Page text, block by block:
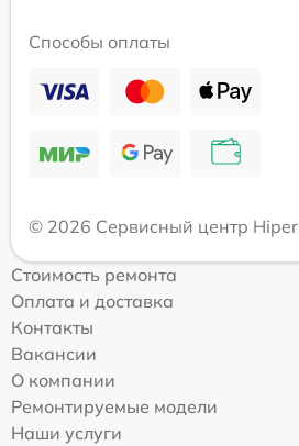
Способы оплаты
© 2026 Сервисный центр Hiper
Стоимость ремонта
Оплата и доставка
Контакты
Вакансии
О компании
Ремонтируемые модели
Наши услуги